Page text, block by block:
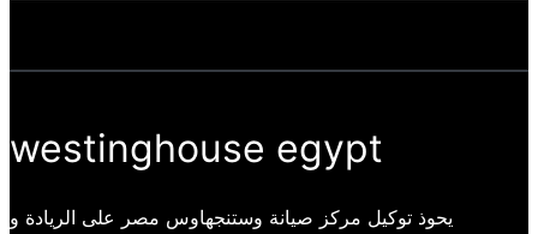
westinghouse egypt
يحوذ توكيل مركز صيانة وستنجهاوس مصر على الريادة و